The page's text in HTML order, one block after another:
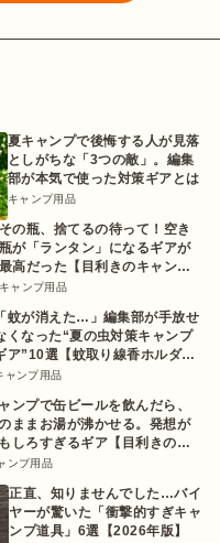
夏キャンプで後悔する人が見落
としがちな「3つの敵」。編集
部が本気で使った対策ギアとは
キャンプ用品
の瓶、捨てるの待って！空き
瓶が「ランタン」になるギアが
最高だった【目利きのキャンプ
ギア】
キャンプ用品
「蚊が消えた…」編集部が手放せ
くなった“夏の虫対策キャンプ
ア”10選【蚊取り線香ホルダー
】
ャンプ用品
ンプで缶ビールを飲んだら、
ままお湯が沸かせる。発想が
しろすぎるギア【目利きのキ
プギア】
ンプ用品
正直、知りませんでした…バイ
ヤーが驚いた「衝撃的すぎキャ
ンプ道具」6選【2026年版】